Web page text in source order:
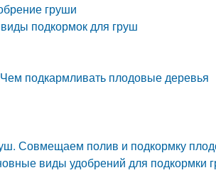
груши
подкормок для груш
подкармливать плодовые деревья
Совмещаем полив и подкормку
виды удобрений для подкормки